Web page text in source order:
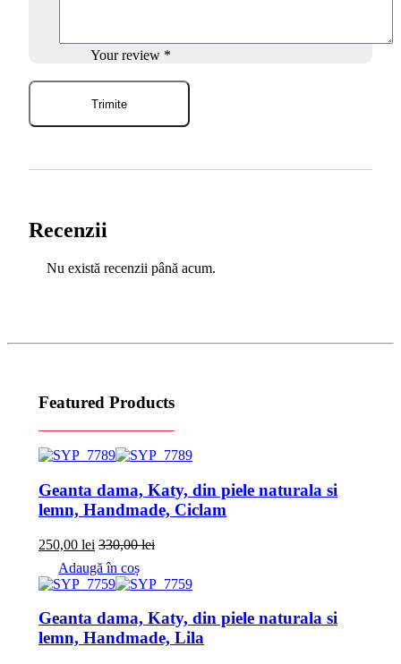
Recenzii
Nu există recenzii până acum.
Your review *
Featured Products
Geanta dama, Katy, din piele naturala si
lemn, Handmade, Ciclam
250,00 lei 330,00lei
Adaugă în coș
Geanta dama, Katy, din piele naturala si
lemn, Handmade, Lila